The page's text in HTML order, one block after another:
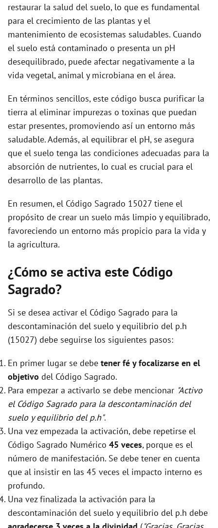
restaurar la salud del suelo, lo que es fundamental
para el crecimiento de las plantas y el
mantenimiento de ecosistemas saludables. Cuando
el suelo está contaminado o presenta un pH
desequilibrado, puede afectar negativamente a la
vida vegetal, animal y microbiana en el área.
En términos sencillos, este código busca purificar la
tierra al eliminar impurezas o toxinas que puedan
estar presentes, promoviendo así un entorno más
saludable. Además, al equilibrar el pH, se asegura
que el suelo tenga las condiciones adecuadas para la
absorción de nutrientes, lo cual es crucial para el
desarrollo de las plantas.
En resumen, el Código Sagrado 15027 tiene el
propósito de crear un suelo más limpio y equilibrado,
favoreciendo un entorno más propicio para la vida y
la agricultura.
¿Cómo se activa este Código
Sagrado?
Si se desea activar el Código Sagrado para la
descontaminación del suelo y equilibrio del p.h
(15027) debe seguirse los siguientes pasos:
En primer lugar se debe tener fé y focalizarse en el
objetivo del Código Sagrado.
Para empezar a activarlo se debe mencionar "Activo
el Código Sagrado para la descontaminación del
suelo y equilibrio del p.h".
Una vez empezada la activación, debe repetirse el
Código Sagrado Numérico 45 veces, porque es el
número de manifestación. Se debe tener en cuenta
que al insistir en las 45 veces el impacto interno es
profundo.
Una vez finalizada la activación para la
descontaminación del suelo y equilibrio del p.h debe